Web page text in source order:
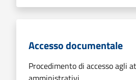
Accesso documentale
Procedimento di accesso agli